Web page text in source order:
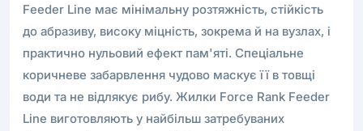
Feeder Line має мінімальну розтяжність, стійкість
до абразиву, високу міцність, зокрема й на вузлах, і
практично нульовий ефект пам'яті. Спеціальне
коричневе забарвлення чудово маскує її в товщі
води та не відлякує рибу. Жилки Force Rank Feeder
Line виготовляють у найбільш затребуваних